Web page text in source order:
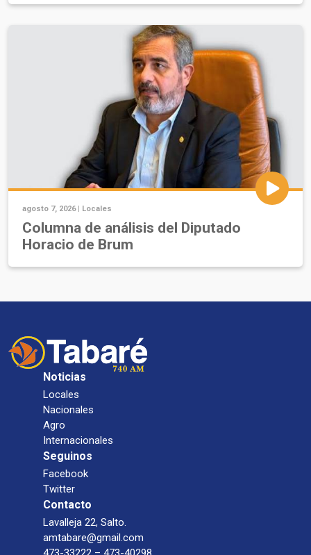
agosto 7, 2026 | Locales
Columna de análisis del Diputado
Horacio de Brum
Noticias
Locales
Nacionales
Agro
Internacionales
Seguinos
Facebook
Twitter
Contacto
Lavalleja 22, Salto.
amtabare@gmail.com